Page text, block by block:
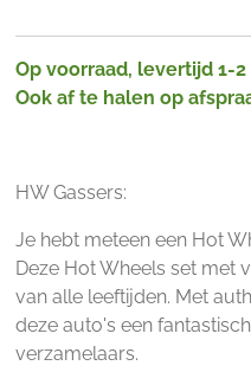
Op voorraad, levertijd 1-
Ook af te halen op
HW Gassers:
Je hebt meteen een Hot
Deze Hot Wheels set met
van alle leeftijden. Met
deze auto's een
verzamelaars.